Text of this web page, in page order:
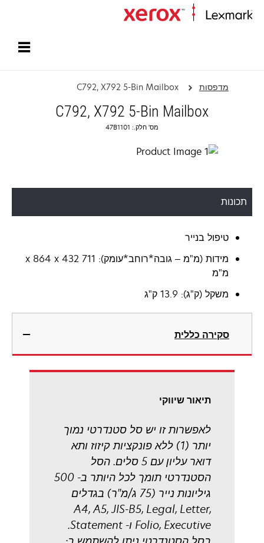
מדפסות C792, X792 5-Bin Mailbox
C792, X792 5-Bin Mailbox
מס' חלק.: 47B1101
תכונות
טיפול בנייר
מידות (מ"מ – גובה*רוחב*עומק): 711 x 864 x 432
מ"מ
משקל (ק"ג): 13.9 ק"ג
סקירה כללית
תיאור שיווקי
לאפשרות זו יש סל סטנדרטי נמוך
יותר (1) ללא פונקציות קיזוז ותא
דואר עליון עם 5 סלים. הסל
הסטנדרטי תומך לכל היותר ב- 500
גיליונות נייר (75 ג/מ"ר) בגדלים
A4, A5, JIS-B5, Legal, Letter,
Folio, Executive ו- Statement.